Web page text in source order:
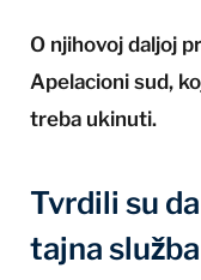
O njihovoj daljoj
Apelacioni sud,
treba ukinuti.
Tvrdili su
tajna služba